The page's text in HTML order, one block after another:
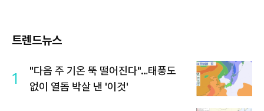
트렌드뉴스
1
"다음 주 기온 뚝 떨어진다"…태풍도
없이 열돔 박살 낸 '이것'